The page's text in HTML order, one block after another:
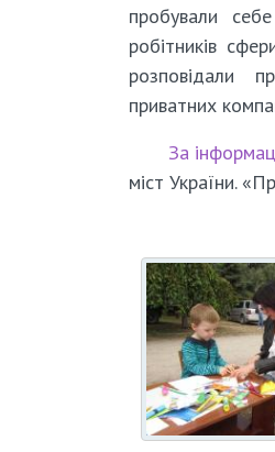
пробували
робітників
розповідали
приватних
За
міст України.